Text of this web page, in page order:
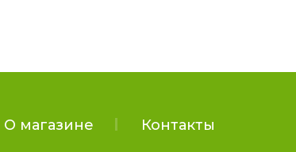
О магазине Контакты